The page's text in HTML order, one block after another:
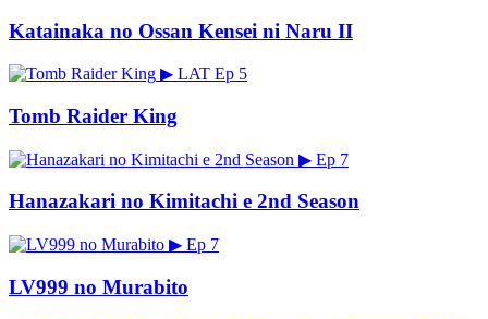
Katainaka no Ossan Kensei ni Naru II
▶ LAT Ep 5
Tomb Raider King
▶ Ep 7
Hanazakari no Kimitachi e 2nd Season
▶ Ep 7
LV999 no Murabito